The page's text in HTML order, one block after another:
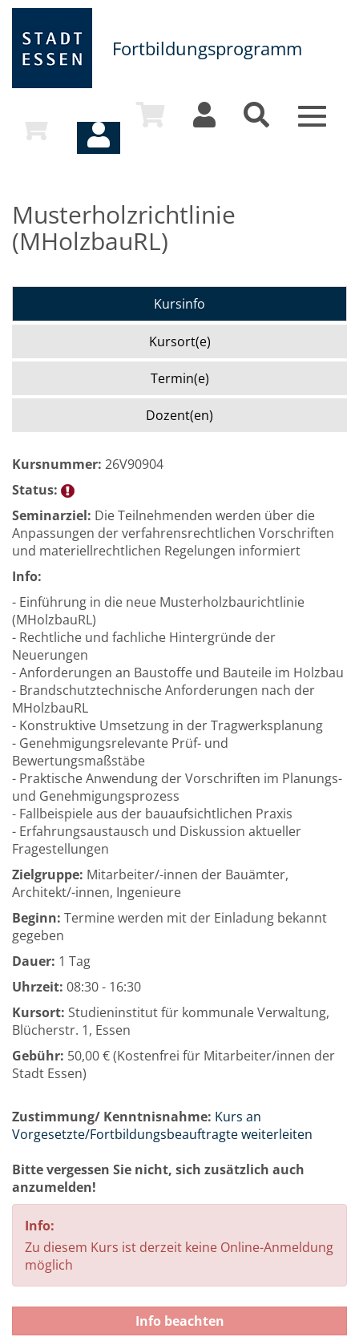
Fortbildungsprogramm
Toggle
Musterholzrichtlinie
(MHolzbauRL)
Kursinfo
Kursort(e)
Termin(e)
Dozent(en)
Kursnummer: 26V90904
Status:
Seminarziel: Die Teilnehmenden werden über die
Anpassungen der verfahrensrechtlichen Vorschriften
und materiellrechtlichen Regelungen informiert
Info:
- Einführung in die neue Musterholzbaurichtlinie
(MHolzbauRL)
- Rechtliche und fachliche Hintergründe der
Neuerungen
- Anforderungen an Baustoffe und Bauteile im Holzbau
- Brandschutztechnische Anforderungen nach der
MHolzbauRL
- Konstruktive Umsetzung in der Tragwerksplanung
- Genehmigungsrelevante Prüf- und
Bewertungsmaßstäbe
- Praktische Anwendung der Vorschriften im Planungs-
und Genehmigungsprozess
- Fallbeispiele aus der bauaufsichtlichen Praxis
- Erfahrungsaustausch und Diskussion aktueller
Fragestellungen
Zielgruppe: Mitarbeiter/-innen der Bauämter,
Architekt/-innen, Ingenieure
Beginn: Termine werden mit der Einladung bekannt
gegeben
Dauer: 1 Tag
Uhrzeit: 08:30 - 16:30
Kursort: Studieninstitut für kommunale Verwaltung,
Blücherstr. 1, Essen
Gebühr: 50,00 € (Kostenfrei für Mitarbeiter/innen der
Stadt Essen)
Zustimmung/ Kenntnisnahme: Kurs an
Vorgesetzte/Fortbildungsbeauftragte weiterleiten
Bitte vergessen Sie nicht, sich zusätzlich auch
anzumelden!
Info:
Zu diesem Kurs ist derzeit keine Online-Anmeldung
möglich
Info beachten